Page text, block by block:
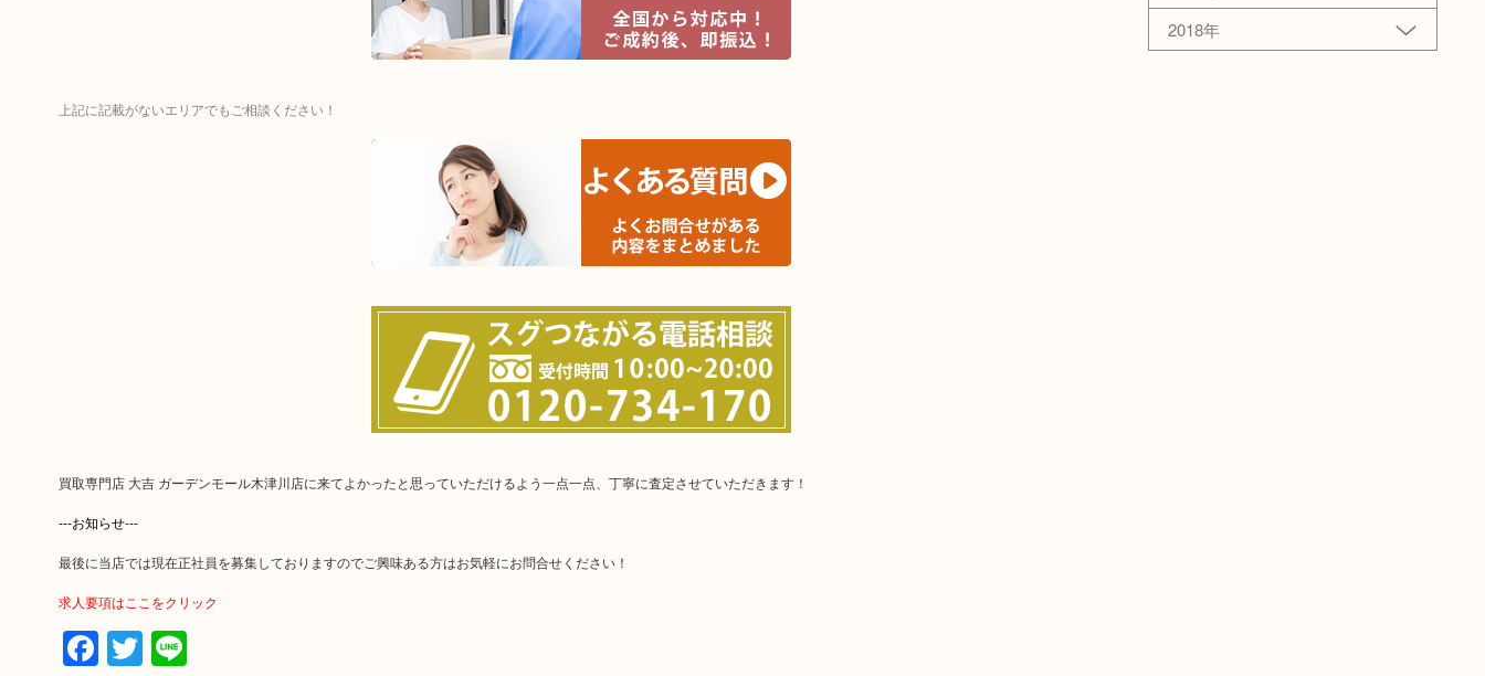
上記に記載がないエリアでもご相談ください！
買取専門店 大吉 ガーデンモール木津川店に来てよかったと思っていただけるよう一点一点、丁寧に査定させていただきます！
---お知らせ---
最後に当店では現在正社員を募集しておりますのでご興味ある方はお気軽にお問合せください！
求人要項はここをクリック
Facebook
Twitter
Line
2018年